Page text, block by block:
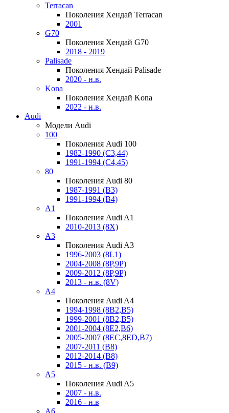
Terracan
Поколения Хендай Terracan
2001
G70
Поколения Хендай G70
2018 - 2019
Palisade
Поколения Хендай Palisade
2020 - н.в.
Kona
Поколения Хендай Kona
2022 - н.в.
Audi
Модели Audi
100
Поколения Audi 100
1982-1990 (С3,44)
1991-1994 (С4,45)
80
Поколения Audi 80
1987-1991 (B3)
1991-1994 (B4)
A1
Поколения Audi A1
2010-2013 (8X)
A3
Поколения Audi A3
1996-2003 (8L1)
2004-2008 (8P,9P)
2009-2012 (8P,9P)
2013 - н.в. (8V)
A4
Поколения Audi A4
1994-1998 (8B2,B5)
1999-2001 (8B2,B5)
2001-2004 (8E2,B6)
2005-2007 (8EC,8ED,B7)
2007-2011 (B8)
2012-2014 (B8)
2015 - н.в. (B9)
A5
Поколения Audi A5
2007 - н.в.
2016 - н.в
A6